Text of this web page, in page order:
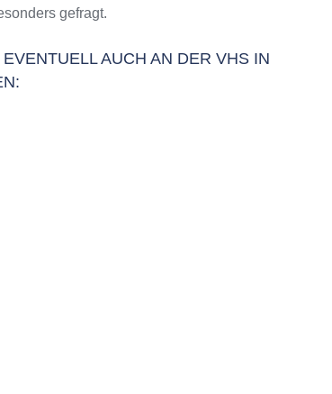
gefragt.
AUCH AN DER VHS IN